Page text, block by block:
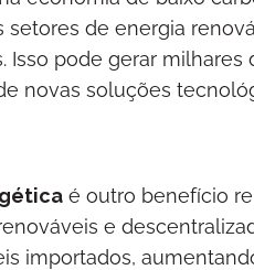
de energia
Isso pode gerar
novas soluções
é outro benefício
e
importados,